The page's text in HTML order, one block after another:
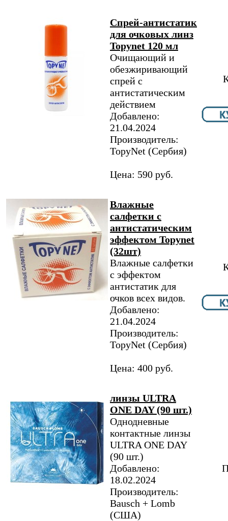
Спрей-антистатик
для очковых линз
Topynet 120 мл
Очищающий и
обезжиривающий
спрей с
антистатическим
действием
Добавлено:
21.04.2024
Производитель:
TopyNet​ (Сербия)
Цена: 590 руб.
Влажные
салфетки с
антистатическим
эффектом Topynet
(32шт)
Влажные салфетки
с эффектом
антистатик для
очков всех видов.
Добавлено:
21.04.2024
Производитель:
TopyNet​ (Сербия)
Цена: 400 руб.
линзы ULTRA
ONE DAY (90 шт.)
Однодневные
контактные линзы
ULTRA ONE DAY
(90 шт.)
Добавлено:
18.02.2024
Производитель:
Bausch + Lomb
(США)